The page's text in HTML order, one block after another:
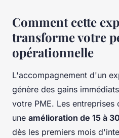
Comment cette
transforme votre
opérationnelle
L'accompagnement d'un
génère des gains
votre PME. Les entreprises
une amélioration de 15 à
dès les premiers mois